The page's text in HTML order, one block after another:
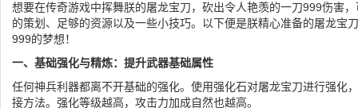
想要在传奇游戏中挥舞朕的屠龙宝刀，砍出令人艳羡的一刀999伤害
的策划、足够的资源以及一些小技巧。以下便是朕精心准备的屠龙宝
999的梦想！
一、基础强化与精炼：提升武器基础属性
任何神兵利器都离不开基础的强化。使用强化石对屠龙宝刀进行强化
接方法。强化等级越高，攻击力加成自然也越高。